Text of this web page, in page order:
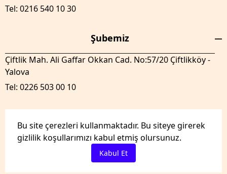
Bu site çerezleri kullanmaktadır. Bu siteye girerek
gizlilik koşullarımızı kabul etmiş olursunuz.
Kabul Et
Tel: 0216 540 10 30
Şubemiz
Çiftlik Mah. Ali Gaffar Okkan Cad. No:57/20 Çiftlikköy -
Yalova
Tel: 0226 503 00 10
GenelTedaril.com Tüm hakları saklıdır.